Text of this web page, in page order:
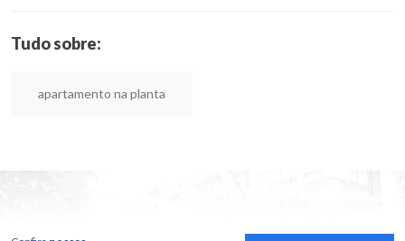
Tudo sobre:
apartamento na planta